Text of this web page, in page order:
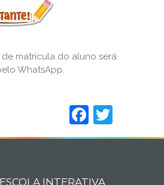
de matrícula do aluno será
WhatsApp.
INTERATIVA